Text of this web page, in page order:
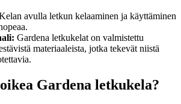
avulla letkun kelaaminen ja käyttäminen
Gardena letkukelat on valmistettu
materiaaleista, jotka tekevät niistä
Gardena letkukela?